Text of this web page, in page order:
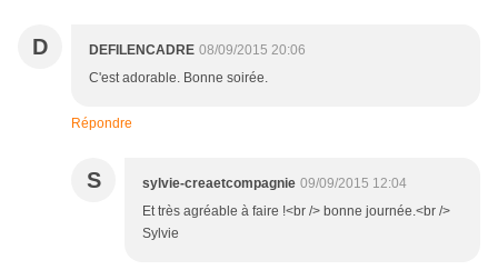
D DEFILENCADRE 08/09/2015 20:06
C'est adorable. Bonne soirée.
Répondre
S sylvie-creaetcompagnie 09/09/2015 12:04
Et très agréable à faire !<br /> bonne journée.<br />
Sylvie